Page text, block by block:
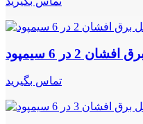
تماس بگیرید